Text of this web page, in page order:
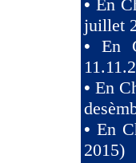
•En
juillet
•En
•En
• En
2015)